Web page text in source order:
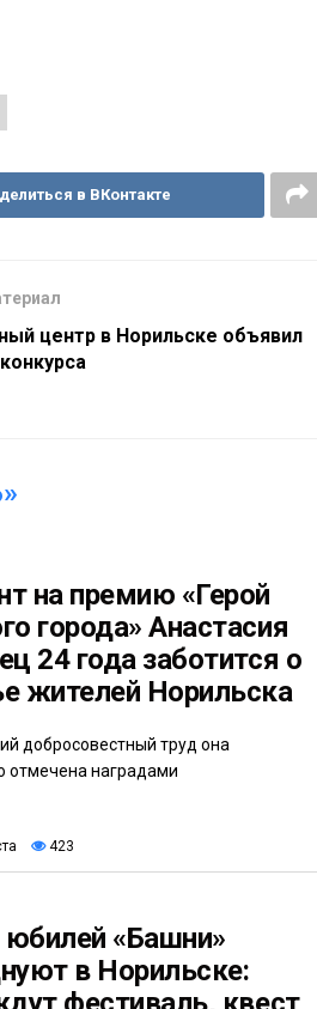
в ВКонтакте
центр в Норильске объявил
на премию «Герой
города» Анастасия
24 года заботится о
жителей Норильска
добросовестный труд она
отмечена наградами
423
«Башни»
в Норильске: